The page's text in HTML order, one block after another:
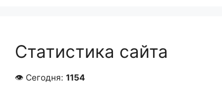
Статистика сайта
👁 Сегодня: 1154